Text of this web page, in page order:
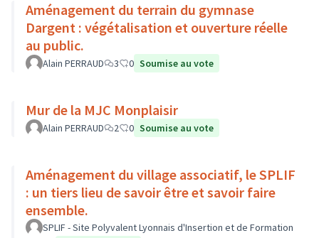
Aménagement du terrain du gymnase
Dargent : végétalisation et ouverture réelle
au public.
Alain PERRAUD 3 0 Soumise au vote
Mur de la MJC Monplaisir
Alain PERRAUD 2 0 Soumise au vote
Aménagement du village associatif, le SPLIF
: un tiers lieu de savoir être et savoir faire
ensemble.
SPLIF - Site Polyvalent Lyonnais d'Insertion et de Formation